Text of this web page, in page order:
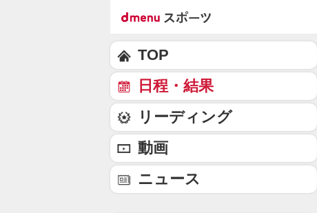
TOP
日程・結果
リーディング
動画
ニュース